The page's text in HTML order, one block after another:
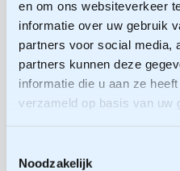
en om ons websiteverkeer
informatie over uw gebruik
partners voor social media,
partners kunnen deze
informatie die u aan ze
verzameld op basis van uw
Noodzakelijk
Hans